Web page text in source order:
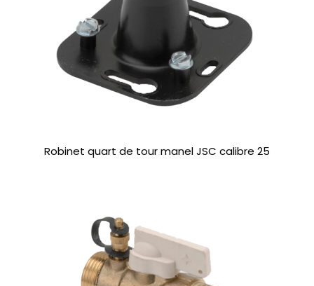
Robinet quart de tour manel JSC calibre 25